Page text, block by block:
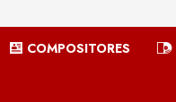
COMPOSITORES